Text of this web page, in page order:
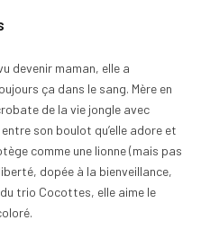
devenir maman, elle a
ça dans le sang. Mère en
de la vie jongle avec
son boulot qu’elle adore et
comme une lionne (mais pas
dopée à la bienveillance,
trio Cocottes, elle aime le